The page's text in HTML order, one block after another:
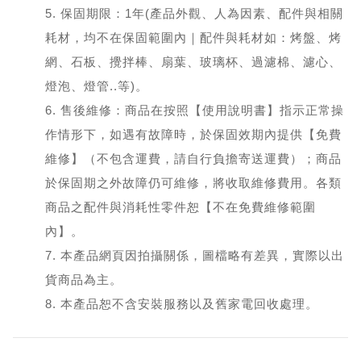
5. 保固期限：1年(產品外觀、人為因素、配件與相關
耗材，均不在保固範圍內｜配件與耗材如：烤盤、烤
網、石板、攪拌棒、扇葉、玻璃杯、過濾棉、濾心、
燈泡、燈管..等)。
6. 售後維修：商品在按照【使用說明書】指示正常操
作情形下，如遇有故障時，於保固效期內提供【免費
維修】（不包含運費，請自行負擔寄送運費）；商品
於保固期之外故障仍可維修，將收取維修費用。各類
商品之配件與消耗性零件恕【不在免費維修範圍
內】。
7. 本產品網頁因拍攝關係，圖檔略有差異，實際以出
貨商品為主。
8. 本產品恕不含安裝服務以及舊家電回收處理。